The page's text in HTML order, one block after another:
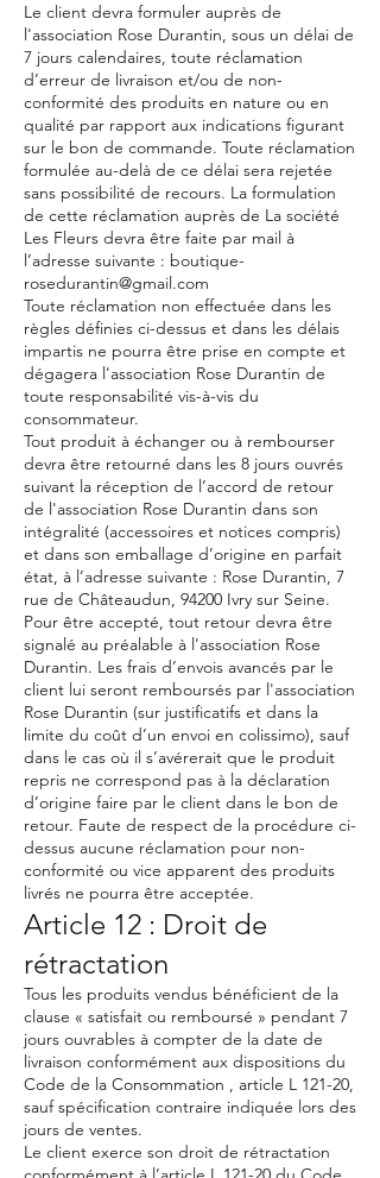
Le client devra formuler auprès de
l'association Rose Durantin, sous un délai de
7 jours calendaires, toute réclamation
d’erreur de livraison et/ou de non-
conformité des produits en nature ou en
qualité par rapport aux indications figurant
sur le bon de commande. Toute réclamation
formulée au-delà de ce délai sera rejetée
sans possibilité de recours. La formulation
de cette réclamation auprès de La société
Les Fleurs devra être faite par mail à
l’adresse suivante : boutique-
rosedurantin@gmail.com
Toute réclamation non effectuée dans les
règles définies ci-dessus et dans les délais
impartis ne pourra être prise en compte et
dégagera l'association Rose Durantin de
toute responsabilité vis-à-vis du
consommateur.
Tout produit à échanger ou à rembourser
devra être retourné dans les 8 jours ouvrés
suivant la réception de l’accord de retour
de l'association Rose Durantin dans son
intégralité (accessoires et notices compris)
et dans son emballage d’origine en parfait
état, à l’adresse suivante : Rose Durantin, 7
rue de Châteaudun, 94200 Ivry sur Seine.
Pour être accepté, tout retour devra être
signalé au préalable à l'association Rose
Durantin. Les frais d’envois avancés par le
client lui seront remboursés par l'association
Rose Durantin (sur justificatifs et dans la
limite du coût d’un envoi en colissimo), sauf
dans le cas où il s’avérerait que le produit
repris ne correspond pas à la déclaration
d’origine faire par le client dans le bon de
retour. Faute de respect de la procédure ci-
dessus aucune réclamation pour non-
conformité ou vice apparent des produits
livrés ne pourra être acceptée.
Article 12 : Droit de
rétractation
Tous les produits vendus bénéficient de la
clause « satisfait ou remboursé » pendant 7
jours ouvrables à compter de la date de
livraison conformément aux dispositions du
Code de la Consommation , article L 121-20,
sauf spécification contraire indiquée lors des
jours de ventes.
Le client exerce son droit de rétractation